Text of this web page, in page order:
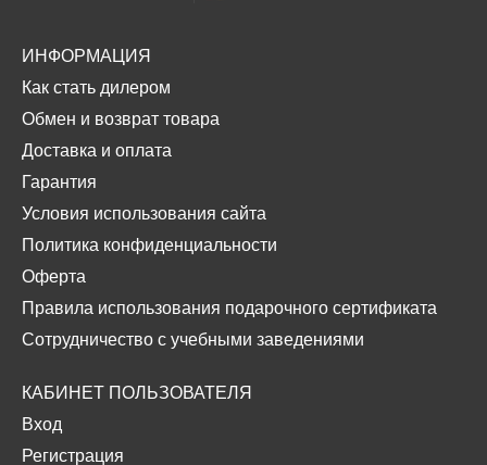
ИНФОРМАЦИЯ
Как стать дилером
Обмен и возврат товара
Доставка и оплата
Гарантия
Условия использования сайта
Политика конфиденциальности
Оферта
Правила использования подарочного сертификата
Сотрудничество с учебными заведениями
КАБИНЕТ ПОЛЬЗОВАТЕЛЯ
Вход
Регистрация